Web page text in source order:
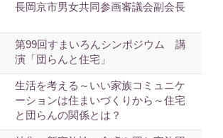
長岡京市男女共同参画審議会副会長
第99回すまいろんシンポジウム 講
演「団らんと住宅」
生活を考える～いい家族コミュニケ
ーションは住まいづくりから～住宅
と団らんの関係とは？